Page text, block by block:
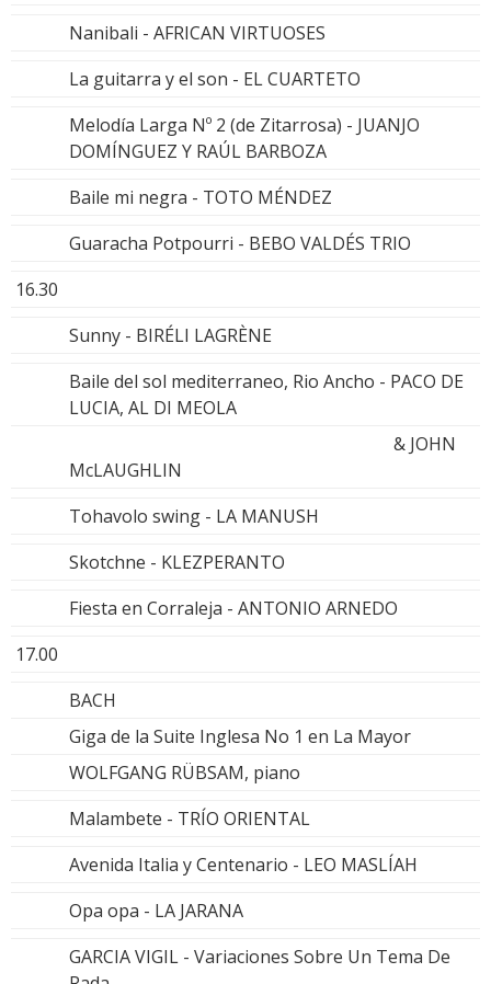
Nanibali - AFRICAN VIRTUOSES
La guitarra y el son - EL CUARTETO
Melodía Larga Nº 2 (de Zitarrosa) - JUANJO
DOMÍNGUEZ Y RAÚL BARBOZA
Baile mi negra - TOTO MÉNDEZ
Guaracha Potpourri - BEBO VALDÉS TRIO
16.30
Sunny - BIRÉLI LAGRÈNE
Baile del sol mediterraneo, Rio Ancho - PACO DE
LUCIA, AL DI MEOLA
& JOHN
McLAUGHLIN
Tohavolo swing - LA MANUSH
Skotchne - KLEZPERANTO
Fiesta en Corraleja - ANTONIO ARNEDO
17.00
BACH
Giga de la Suite Inglesa No 1 en La Mayor
WOLFGANG RÜBSAM, piano
Malambete - TRÍO ORIENTAL
Avenida Italia y Centenario - LEO MASLÍAH
Opa opa - LA JARANA
GARCIA VIGIL - Variaciones Sobre Un Tema De